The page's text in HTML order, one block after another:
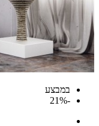
במבצע